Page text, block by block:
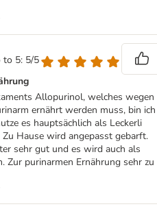
to 5: 5/5
Allopurinol, welches wegen
ernährt werden muss, bin ich
es hauptsächlich als Leckerli
Hause wird angepasst gebarft.
sehr gut und es wird auch als
Zur purinarmen Ernährung sehr zu